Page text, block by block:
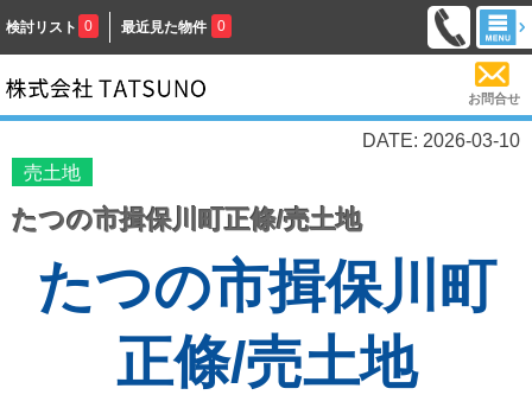
検討リスト 0 最近見た物件 0
お問合せ
DATE: 2026-03-10
売土地
たつの市揖保川町正條/売土地
たつの市揖保川町
正條/売土地